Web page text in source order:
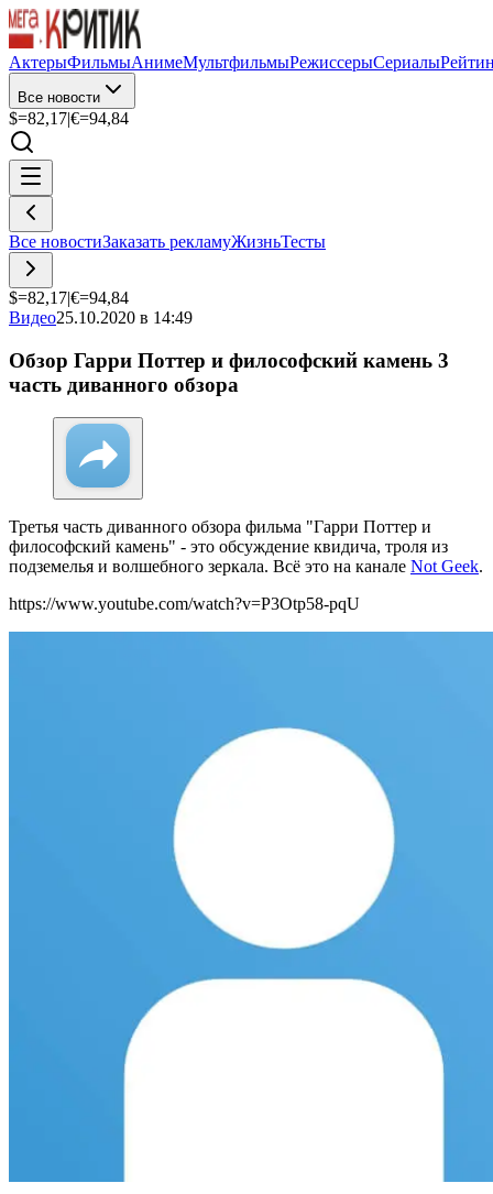
АктерыФильмыАнимеМультфильмыРежиссерыСериалы
Все новости
$=82,17|€=94,84
Все новостиЗаказать рекламуЖизньТесты
$=82,17|€=94,84
Видео25.10.2020 в 14:49
Обзор Гарри Поттер и философский камень 3
часть диванного обзора
Третья часть диванного обзора фильма "Гарри Поттер и
философский камень" - это обсуждение квидича, троля из
подземелья и волшебного зеркала. Всё это на канале Not Geek.
https://www.youtube.com/watch?v=P3Otp58-pqU